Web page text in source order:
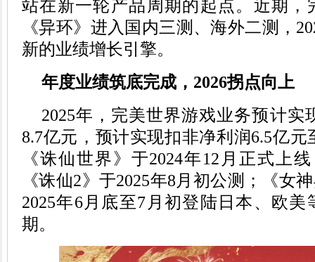
站在新一轮产品周期的起点。近期，
《异环》进入国内三测、海外二测，
新的业绩增长引擎。
年度业绩筑底完成， 2026拐点向上
2025年，完美世界游戏业务预计实
8.7亿元，预计实现扣非净利润6.5亿
《诛仙世界》于2024年12月正式上
《诛仙2》于2025年8月初公测；《女
2025年6月底至7月初登陆日本、欧
期。